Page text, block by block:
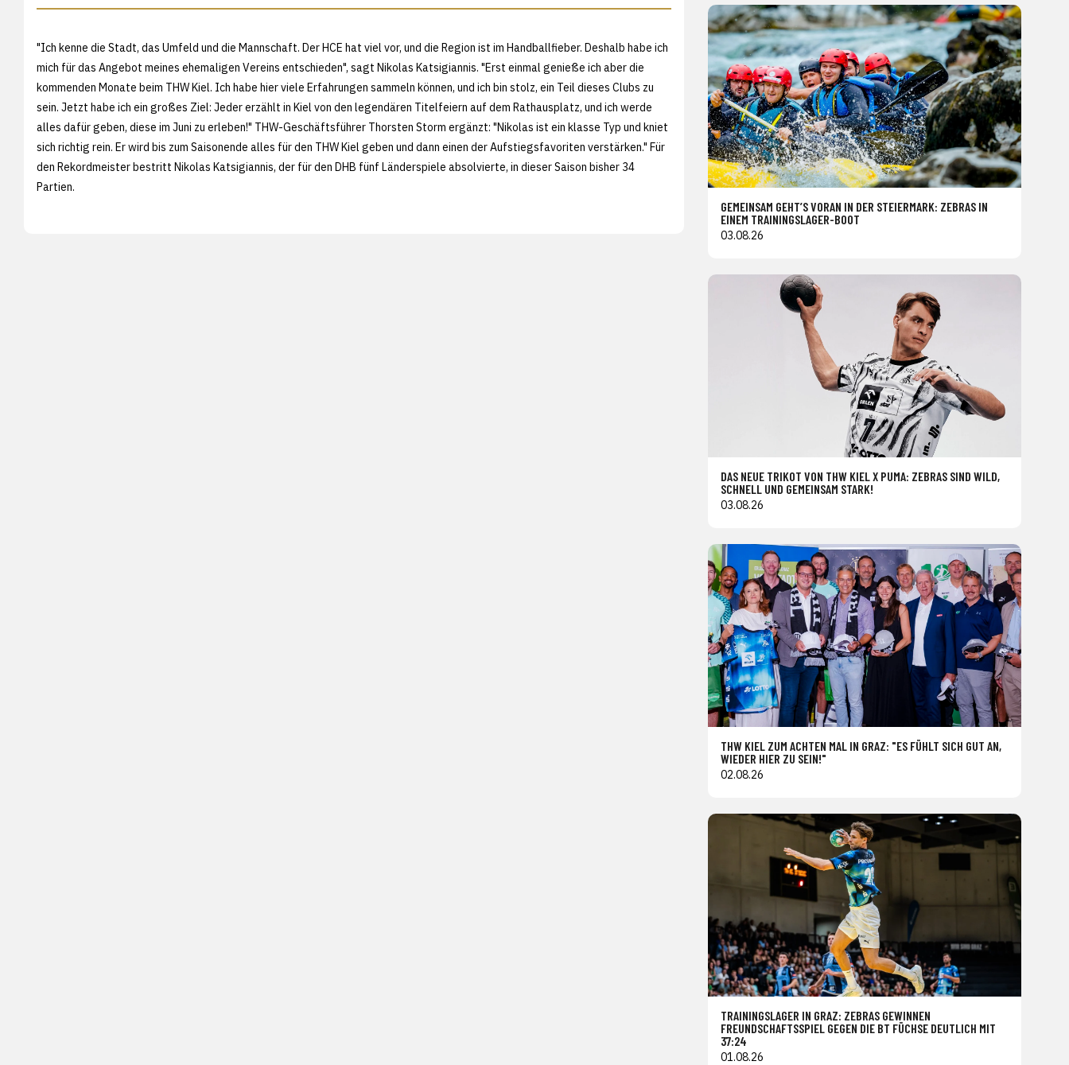
"Ich kenne die Stadt, das Umfeld und die Mannschaft. Der HCE hat viel vor, und die Region ist im Handballfieber. Deshalb habe ich
mich für das Angebot meines ehemaligen Vereins entschieden", sagt Nikolas Katsigiannis. "Erst einmal genieße ich aber die
kommenden Monate beim THW Kiel. Ich habe hier viele Erfahrungen sammeln können, und ich bin stolz, ein Teil dieses Clubs zu
sein. Jetzt habe ich ein großes Ziel: Jeder erzählt in Kiel von den legendären Titelfeiern auf dem Rathausplatz, und ich werde
alles dafür geben, diese im Juni zu erleben!" THW-Geschäftsführer Thorsten Storm ergänzt: "Nikolas ist ein klasse Typ und kniet
sich richtig rein. Er wird bis zum Saisonende alles für den THW Kiel geben und dann einen der Aufstiegsfavoriten verstärken." Für
den Rekordmeister bestritt Nikolas Katsigiannis, der für den DHB fünf Länderspiele absolvierte, in dieser Saison bisher 34
Partien.
GEMEINSAM GEHT’S VORAN IN DER STEIERMARK: ZEBRAS IN
EINEM TRAININGSLAGER-BOOT
03.08.26
DAS NEUE TRIKOT VON THW KIEL X PUMA: ZEBRAS SIND WILD,
SCHNELL UND GEMEINSAM STARK!
03.08.26
THW KIEL ZUM ACHTEN MAL IN GRAZ: "ES FÜHLT SICH GUT AN,
WIEDER HIER ZU SEIN!"
02.08.26
TRAININGSLAGER IN GRAZ: ZEBRAS GEWINNEN
FREUNDSCHAFTSSPIEL GEGEN DIE BT FÜCHSE DEUTLICH MIT
37:24
01.08.26